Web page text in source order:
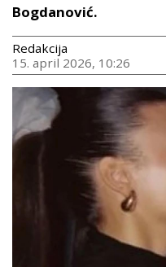
Bogdanović.
Redakcija
15. april 2026, 10:26